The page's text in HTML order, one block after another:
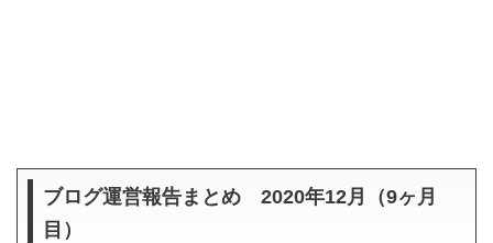
ブログ運営報告まとめ 2020年12月（9ヶ月
目）